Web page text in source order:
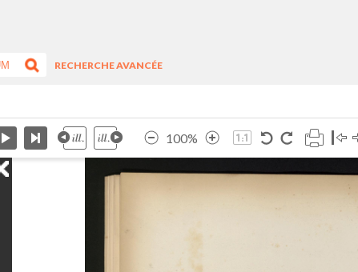
RECHERCHE AVANCÉE
100%